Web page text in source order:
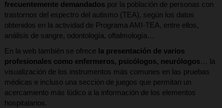
frecuentemente demandadospor la población de personas con
trastornos del espectro del autismo (TEA), según los datos
obtenidos en la actividad de Programa AMI-TEA, entre ellos,
análisis de sangre, odontología, oftalmología…
En la web también se ofrece la presentación de varios
profesionales como enfermeros, psicólogos, neurólogos… la
visualización de los instrumentos más comunes en las pruebas
médicas e incluso una sección de juegos que permitan un
acercamiento más lúdico a la información de los elementos
hospitalarios.